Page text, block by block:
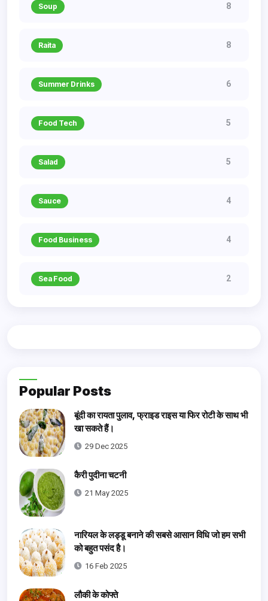
Soup 8
Raita 8
Summer Drinks 6
Food Tech 5
Salad 5
Sauce 4
Food Business 4
Sea Food 2
Popular Posts
बूंदी का रायता पुलाव, फ्राइड राइस या फिर रोटी के साथ भी
खा सकते हैं।
29 Dec 2025
कैरी पुदीना चटनी
21 May 2025
नारियल के लड्डू बनाने की सबसे आसान विधि जो हम सभी
को बहुत पसंद है।
16 Feb 2025
लौकी के कोफ्ते